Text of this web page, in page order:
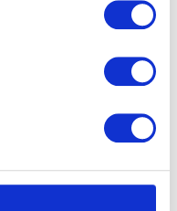
Simply Dry –
Maat 4 – Jumbo